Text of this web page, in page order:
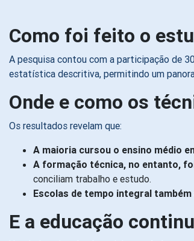
Como foi feito o
A pesquisa contou com a participação de
estatística descritiva, permitindo um
Onde e como os
Os resultados revelam que:
A maioria cursou o ensino médio
A formação técnica, no entanto,
conciliam trabalho e estudo.
Escolas de tempo integral
E a educação